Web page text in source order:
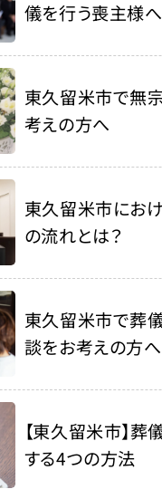
儀を行う喪主様へ
東久留米市で無
考えの方へ
東久留米市にお
の流れとは？
東久留米市で葬
談をお考えの方へ
【東久留米市】葬
する4つの方法